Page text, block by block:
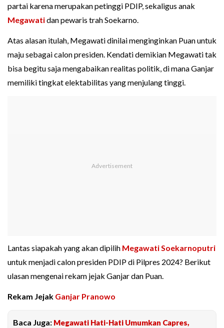
partai karena merupakan petinggi PDIP, sekaligus anak
Megawatidan pewaris trah Soekarno.
Atas alasan itulah, Megawati dinilai menginginkan Puan untuk
maju sebagai calon presiden. Kendati demikian Megawati tak
bisa begitu saja mengabaikan realitas politik, di mana Ganjar
memiliki tingkat elektabilitas yang menjulang tinggi.
Lantas siapakah yang akan dipilih Megawati Soekarnoputri
untuk menjadi calon presiden PDIP di Pilpres 2024? Berikut
ulasan mengenai rekam jejak Ganjar dan Puan.
Rekam Jejak Ganjar Pranowo
Baca Juga: Megawati Hati-Hati Umumkan Capres,